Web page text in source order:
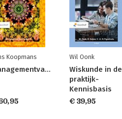
Koopmans
Managementvaardigheden
Wil Oonk
Wiskunde in de
praktijk-
Kennisbasis
€ 39,95